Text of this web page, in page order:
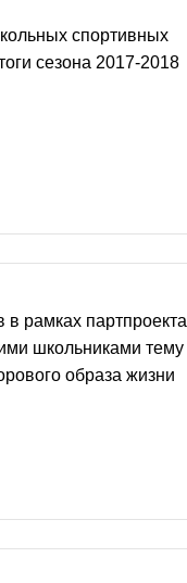
спортивных
сезона 2017-2018
в рамках партпроекта
школьниками тему
образа жизни